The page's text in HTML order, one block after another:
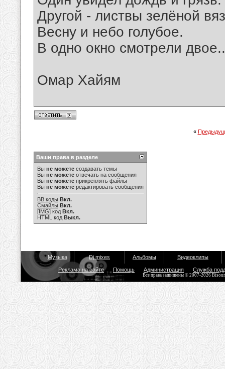
Другой - листвы зелёной
Весну и небо голубое.
В одно окно смотрели
Омар Хайям
«
Ваши права в разделе
Вы не можете создавать темы
Вы не можете отвечать на сообщения
Вы не можете прикреплять файлы
Вы не можете редактировать сообщения
BB коды Вкл.
Смайлы Вкл.
[IMG] код Вкл.
HTML код Выкл.
Музыка Dj mixes Альбомы Видеоклипы
Реклама на сайте Помощь Администрация Служба
Все права защищены © 2007-2026